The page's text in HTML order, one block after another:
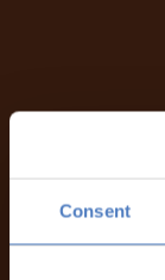
Consent